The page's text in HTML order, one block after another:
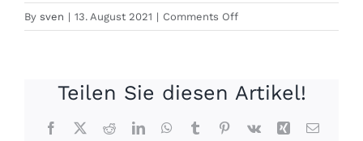
GV-SOLAS
By sven | 13. August 2021 | Comments Offon
EUPRIM-
Primate
Teilen Sie diesen Artikel!
Facebook
X RedditLinkedInWhatsApp
TumblrPinterest
Vk Xing Email